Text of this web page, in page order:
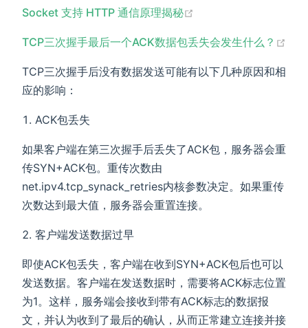
Socket 支持 HTTP 通信原理揭秘
TCP三次握手最后一个ACK数据包丢失会发生什么？
TCP三次握手后没有数据发送可能有以下几种原因和相
应的影响：
ACK包丢失
如果客户端在第三次握手后丢失了ACK包，服务器会重
传SYN+ACK包。重传次数由
net.ipv4.tcp_synack_retries内核参数决定。如果重传
次数达到最大值，服务器会重置连接。
客户端发送数据过早
即使ACK包丢失，客户端在收到SYN+ACK包后也可以
发送数据。客户端在发送数据时，需要将ACK标志位置
为1。这样，服务端会接收到带有ACK标志的数据报
文，并认为收到了最后的确认，从而正常建立连接并接